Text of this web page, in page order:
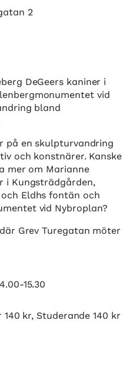
2
DeGeers kaniner i
vid
bland
på en skulpturvandring
och konstnärer. Kanske
mer om Marianne
i Kungsträdgården,
Eldhs fontän och
vid Nybroplan?
Grev Turegatan möter
15.30
kr, Studerande 140 kr